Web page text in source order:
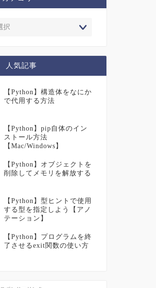
人気記事
【Python】構造体をなにか
で代用する方法
【Python】pip自体のイン
ストール方法
【Mac/Windows】
【Python】オブジェクトを
削除してメモリを解放する
【Python】型ヒントで使用
する型を指定しよう【アノ
テーション】
【Python】プログラムを終
了させるexit関数の使い方